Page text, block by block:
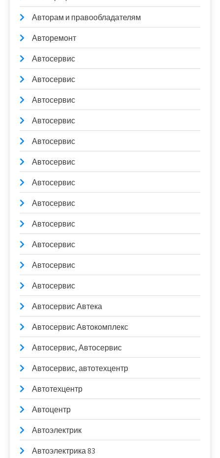
Авторам и правообладателям
Авторемонт
Автосервис
Автосервис
Автосервис
Автосервис
Автосервис
Автосервис
Автосервис
Автосервис
Автосервис
Автосервис
Автосервис
Автосервис
Автосервис Автека
Автосервис Автокомплекс
Автосервис, Автосервис
Автосервис, автотехцентр
Автотехцентр
Автоцентр
Автоэлектрик
Автоэлектрика 83